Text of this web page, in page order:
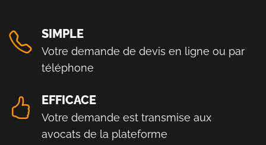
SIMPLE
Votre demande de devis en ligne ou par
téléphone
EFFICACE
Votre demande est transmise aux
avocats de la plateforme